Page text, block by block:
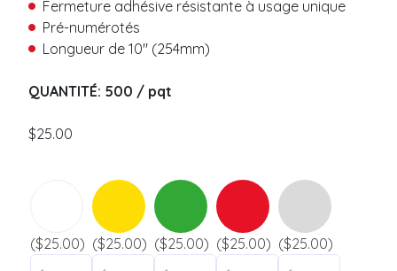
Fermeture adhésive
Sans résidu
Fermeture bouton plastique
Bracelet tissu
Satin
Bracelet silicone
Uni
Marbré
r
r
i
*
T
l
é
e
é
o
n
e
s
e
Fermeture adhésive résistante à usage unique
Pré-numérotés
Longueur de 10″ (254mm)
QUANTITÉ: 500 / pqt
$25.00
($25.00) ($25.00) ($25.00) ($25.00) ($25.00)